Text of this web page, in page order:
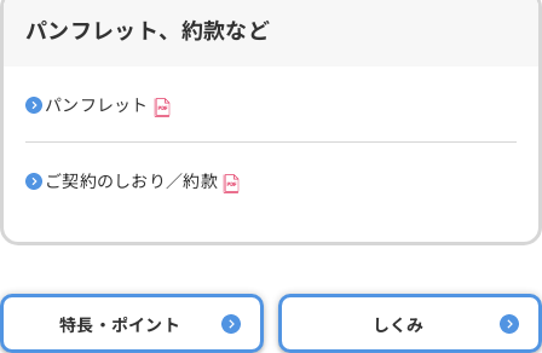
パンフレット、約款など
パンフレット
ご契約のしおり／約款
特長・ポイント しくみ